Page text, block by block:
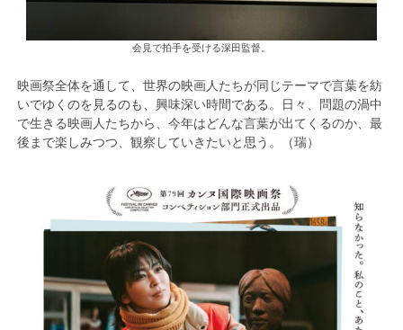
会見で拍手を受ける深田監督。
映画祭全体を通して、世界の映画人たちが同じテーマで言葉を紡
いでゆくのを見るのも、興味深い時間である。日々、問題の渦中
で生きる映画人たちから、今年はどんな言葉が出てくるのか、最
後まで楽しみつつ、観察していきたいと思う。（瑞）